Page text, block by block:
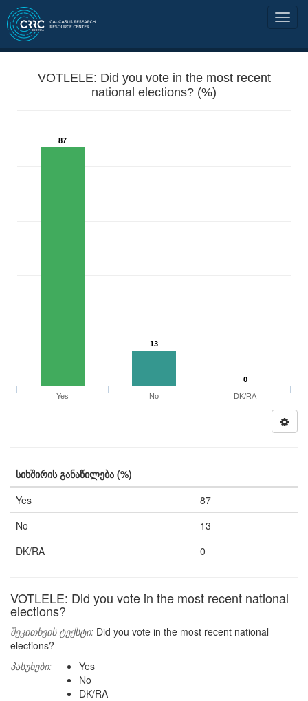
VOTLELE: Did you vote in the most recent
national elections? (%)
87
13
0
Yes
No DK/RA
სიხშირის განაწილება (%)
Yes
87
No
13
DK/RA
0
VOTLELE: Did you vote in the most recent national
elections?
შეკითხვის ტექსტი: Did you vote in the most recent national
elections?
პასუხები:
Yes
No
DK/RA